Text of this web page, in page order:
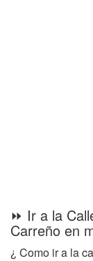
⏩ Ir a la
Carreño en
¿ Como ir a la